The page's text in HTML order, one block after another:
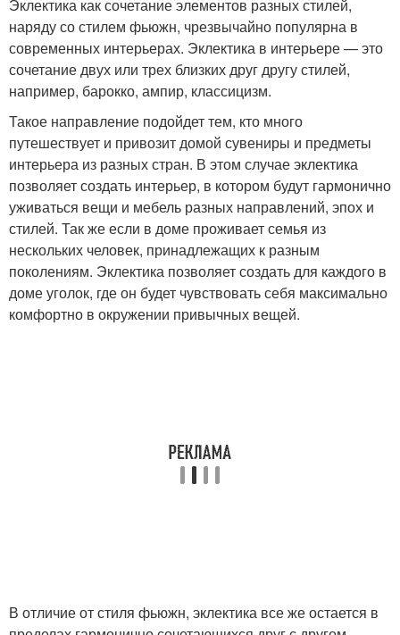
Эклектика как сочетание элементов разных стилей,
наряду со стилем фьюжн, чрезвычайно популярна в
современных интерьерах. Эклектика в интерьере — это
сочетание двух или трех близких друг другу стилей,
например, барокко, ампир, классицизм.
Такое направление подойдет тем, кто много
путешествует и привозит домой сувениры и предметы
интерьера из разных стран. В этом случае эклектика
позволяет создать интерьер, в котором будут гармонично
уживаться вещи и мебель разных направлений, эпох и
стилей. Так же если в доме проживает семья из
нескольких человек, принадлежащих к разным
поколениям. Эклектика позволяет создать для каждого в
доме уголок, где он будет чувствовать себя максимально
комфортно в окружении привычных вещей.
В отличие от стиля фьюжн, эклектика все же остается в